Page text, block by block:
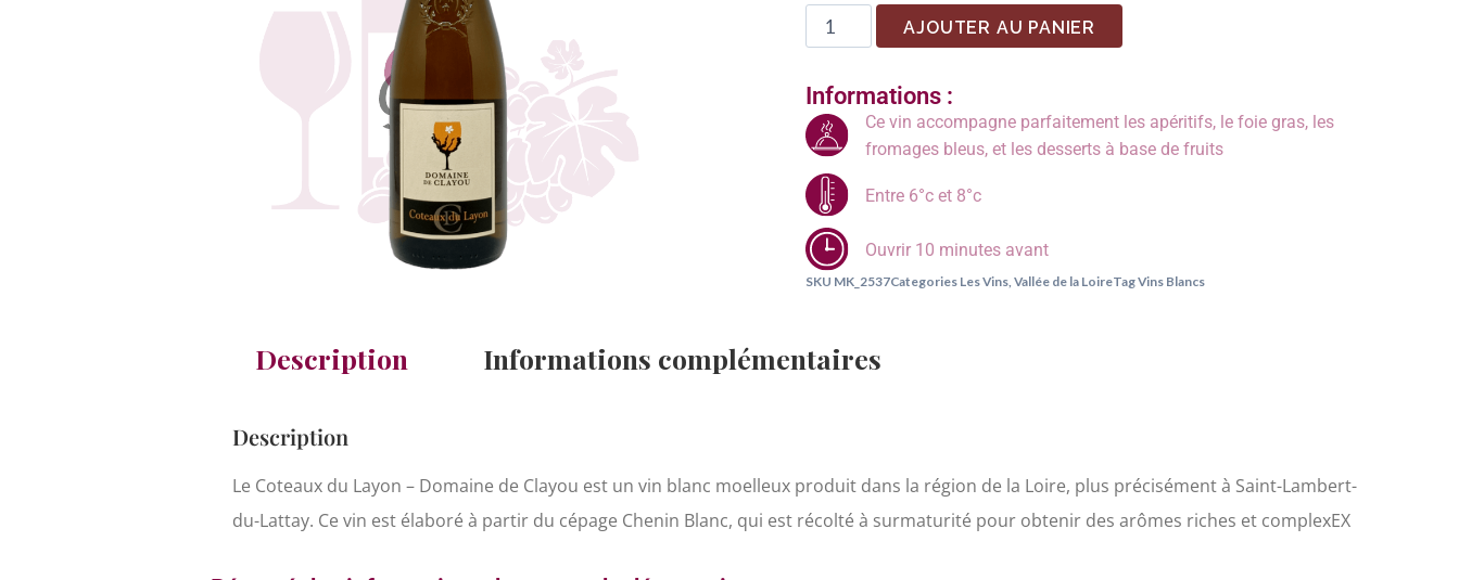
AJOUTER AU PANIER
Informations :
Ce vin accompagne parfaitement les apéritifs, le foie gras, les
fromages bleus, et les desserts à base de fruits
Entre 6°c et 8°c
Ouvrir 10 minutes avant
SKU MK_2537Categories Les Vins, Vallée de la LoireTagVins Blancs
Description Informations complémentaires
Description
Le Coteaux du Layon – Domaine de Clayou est un vin blanc moelleux produit dans la région de la Loire, plus précisément à Saint-Lambert-
du-Lattay. Ce vin est élaboré à partir du cépage Chenin Blanc, qui est récolté à surmaturité pour obtenir des arômes riches et complexEX